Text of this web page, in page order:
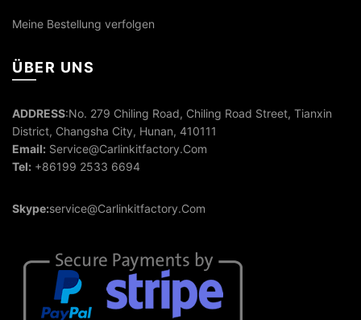
Meine Bestellung verfolgen
ÜBER UNS
ADDRESS:No. 279 Chiling Road, Chiling Road Street, Tianxin
District, Changsha City, Hunan, 410111
Email: Service@Carlinkitfactory.Com
Tel: +86199 2533 6694
Skype:service@Carlinkitfactory.Com